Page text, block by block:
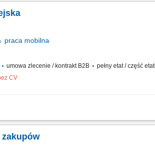
praca mobilna
umowa zlecenie / kontrakt B2B pełny etat / część
CV
drobnych przesyłek na wskazany adres,